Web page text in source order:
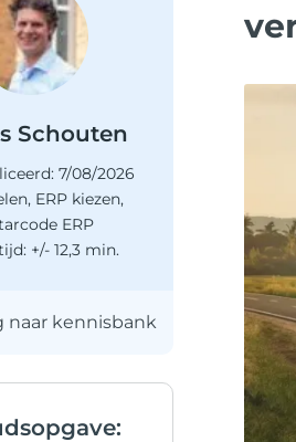
Schouten
7/08/2026
, ERP kiezen,
ERP
+/- 12,3 min.
naar kennisbank